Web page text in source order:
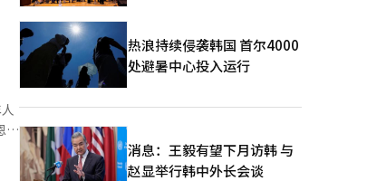
热浪持续侵袭韩国 首尔4000
处避暑中心投入运行
消息：王毅有望下月访韩 与
赵显举行韩中外长会谈